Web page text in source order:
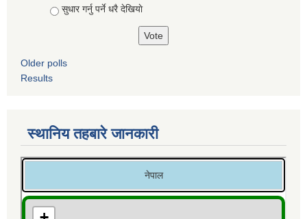
सुधार गर्नु पर्ने धरै देखियाे
Older polls
Results
स्थानिय तहबारे जानकारी